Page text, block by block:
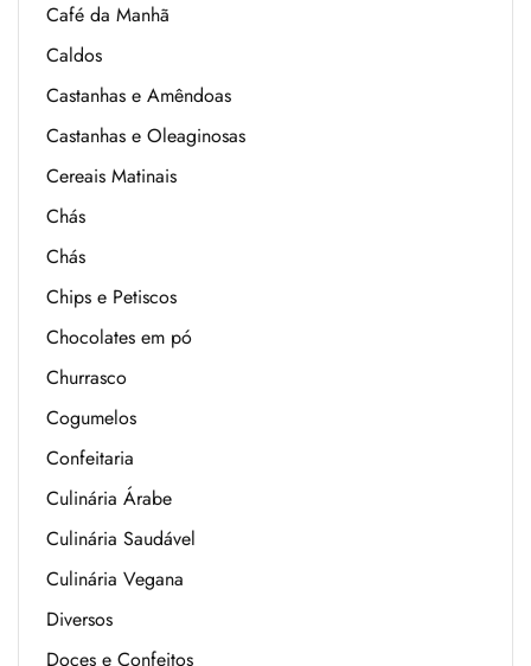
Café da Manhã
Caldos
Castanhas e Amêndoas
Castanhas e Oleaginosas
Cereais Matinais
Chás
Chás
Chips e Petiscos
Chocolates em pó
Churrasco
Cogumelos
Confeitaria
Culinária Árabe
Culinária Saudável
Culinária Vegana
Diversos
Doces e Confeitos